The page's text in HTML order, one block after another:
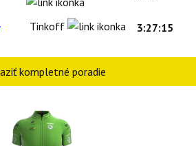
Tinkoff 3:27:15
kompletné poradie